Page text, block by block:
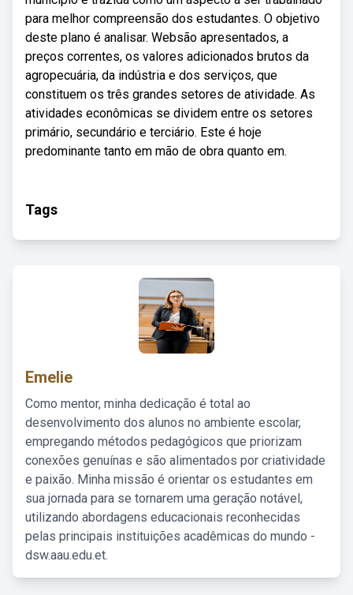
para melhor compreensão dos estudantes. O objetivo
deste plano é analisar. Websão apresentados, a
preços correntes, os valores adicionados brutos da
agropecuária, da indústria e dos serviços, que
constituem os três grandes setores de atividade. As
atividades econômicas se dividem entre os setores
primário, secundário e terciário. Este é hoje
predominante tanto em mão de obra quanto em.
Tags
Emelie
Como mentor, minha dedicação é total ao
desenvolvimento dos alunos no ambiente escolar,
empregando métodos pedagógicos que priorizam
conexões genuínas e são alimentados por criatividade
e paixão. Minha missão é orientar os estudantes em
sua jornada para se tornarem uma geração notável,
utilizando abordagens educacionais reconhecidas
pelas principais instituições acadêmicas do mundo -
dsw.aau.edu.et.